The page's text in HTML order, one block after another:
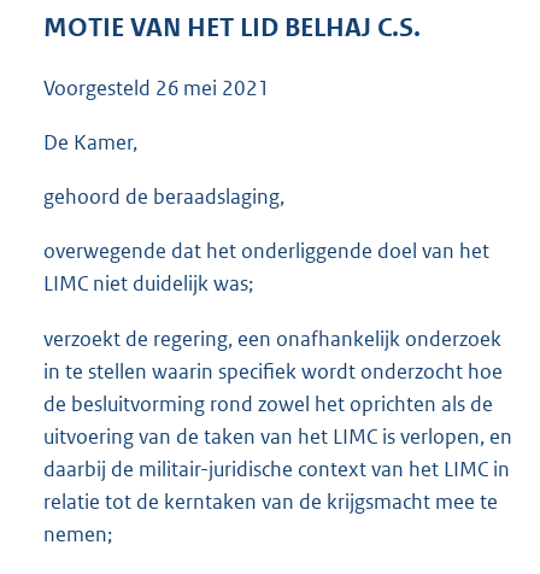
:
MOTIE VAN HET LID BELHAJ C.S.
Voorgesteld 26 mei 2021
De Kamer,
gehoord de beraadslaging,
overwegende dat het onderliggende doel van het
LIMC niet duidelijk was;
verzoekt de regering, een onafhankelijk onderzoek
in te stellen waarin specifiek wordt onderzocht hoe
de besluitvorming rond zowel het oprichten als de
uitvoering van de taken van het LIMC is verlopen, en
daarbij de militair-juridische context van het LIMC in
relatie tot de kerntaken van de krijgsmacht mee te
nemen;